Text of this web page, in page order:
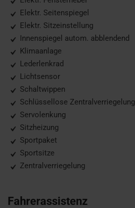
Elektr. Seitenspiegel
Elektr. Sitzeinstellung
Innenspiegel autom. abblendend
Klimaanlage
Lederlenkrad
Lichtsensor
Schaltwippen
Schlüssellose Zentralverriegelung
Servolenkung
Sitzheizung
Sportpaket
Sportsitze
Zentralverriegelung
Fahrerassistenz